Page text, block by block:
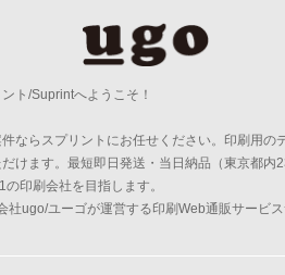
ト/Suprintへようこそ！
ならスプリントにお任せください。印刷用の
けます。最短即日発送・当日納品（東京都内
印刷会社を目指します。
社ugo/ユーゴが運営する印刷Web通販サービ